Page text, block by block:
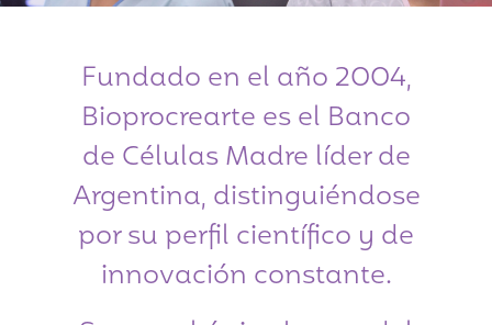
Fundado en el año 2004,
Bioprocrearte es el Banco
de Células Madre líder de
Argentina, distinguiéndose
por su perfil científico y de
innovación constante.